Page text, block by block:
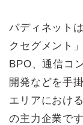
バディネット
クセグメント
BPO、通信コ
開発などを手
エリアにおけ
の主力企業です